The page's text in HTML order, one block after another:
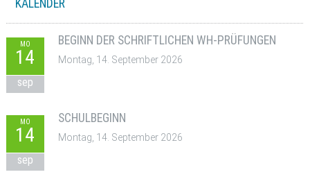
KALENDER
MO
14
sep
BEGINN DER SCHRIFTLICHEN WH-PRÜFUNGEN
Montag, 14. September 2026
MO
14
sep
SCHULBEGINN
Montag, 14. September 2026